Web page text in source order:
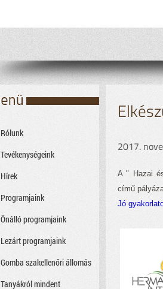
Rólunk
Tevékenységeink
Hírek
Programjaink
Önálló programjaink
Lezárt programjaink
Gomba szakellenőri állomás
Tanyákról mindent
2017.
A " Hazai
című
Jó